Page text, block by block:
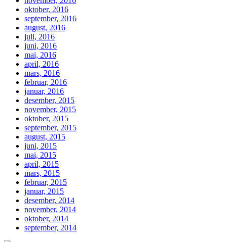
oktober, 2016
september, 2016
august, 2016
juli, 2016
juni, 2016
mai, 2016
april, 2016
mars, 2016
februar, 2016
januar, 2016
desember, 2015
november, 2015
oktober, 2015
september, 2015
august, 2015
juni, 2015
mai, 2015
april, 2015
mars, 2015
februar, 2015
januar, 2015
desember, 2014
november, 2014
oktober, 2014
september, 2014